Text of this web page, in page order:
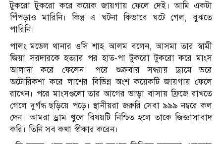
টুকরো টুকরো করে কয়েক জায়গায় ফেলে দেই। আমি একটা
পিঁপড়াও মারিনি। কিন্তু এ ঘটনা কিভাবে ঘটে গেল, বুঝতে
পারিনি।
পালং মডেল থানার ওসি শাহ আলম বলেন, আসমা তার স্বামী
জিয়া সরদারকে হত্যার পর হাত-পা টুকরো টুকরো করে মাংস
আলাদা করে ফেলেন। পরে শুক্রবার সন্ধ্যায় ড্রামে ভরে
অটোরিকশা করে লাশের বিভিন্ন অংশ কয়েকটি জায়গায় ফেলে
রাখেন। পরে মাংসগুলো তার আগের ভাড়া বাসায় ফ্রিজে রাখতে
গেলে দুর্গন্ধ ছড়িয়ে পড়ে। স্থানীয়রা জরুরি সেবা ৯৯৯ নম্বরে কল
দেন। আমরা ড্রাম খুলে বিষয়টি নিশ্চিত হলে তাকে জিজ্ঞাসাবাদ
করি। তিনি সব কথা স্বীকার করেন।